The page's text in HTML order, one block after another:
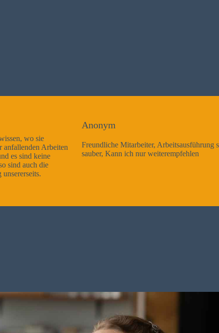
Freundliche Mitarbeiter, Arbeitsausführung sehr gut und sehr
sauber, Kann ich nur weiterempfehlen